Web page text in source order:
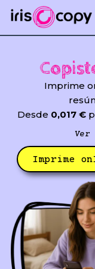
contenido
Imprime
Desde 0,017 €
Ver
Imprime